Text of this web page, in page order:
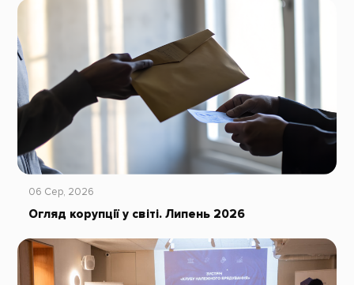
06 Сер, 2026
Огляд корупції у світі. Липень 2026